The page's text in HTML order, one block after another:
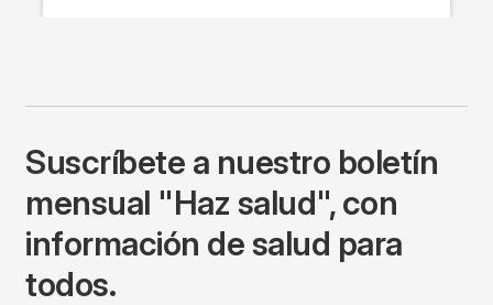
Suscríbete a nuestro boletín
mensual "Haz salud", con
información de salud para
todos.